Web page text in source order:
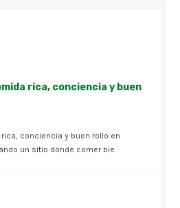
rica, conciencia y buen
rica, conciencia y buen rollo en
un sitio donde comer bie